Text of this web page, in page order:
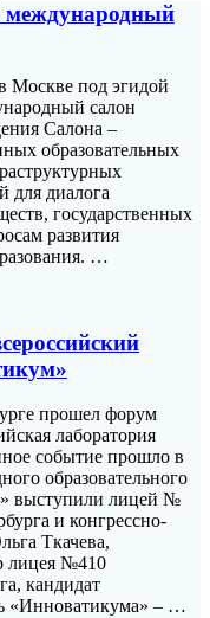
международный
Москве под эгидой
салон
Салона –
образовательных
диалога
государственных
развития
…
прошел форум
лаборатория
событие прошло в
образовательного
выступили лицей №
и конгрессно-
Ткачева,
лицея №410
кандидат
«Инноватикума» – …